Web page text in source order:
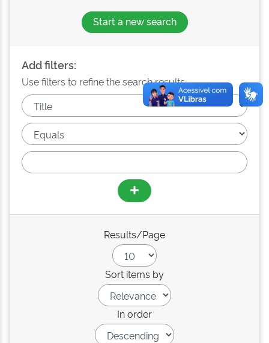
Start a new search
Add filters:
Use filters to refine the search results.
Results/Page
Sort items by
In order